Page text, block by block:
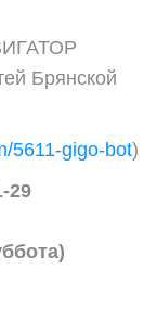
Брянской
5611-gigo-bot)
29